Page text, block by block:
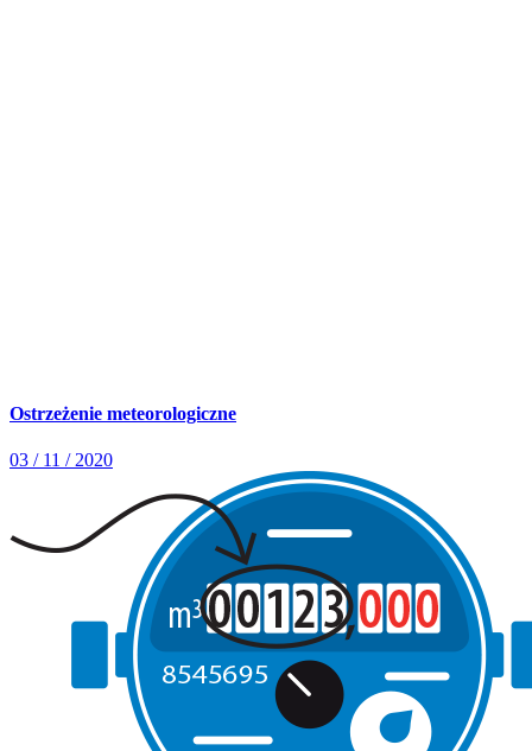
Ostrzeżenie meteorologiczne
03 / 11 / 2020